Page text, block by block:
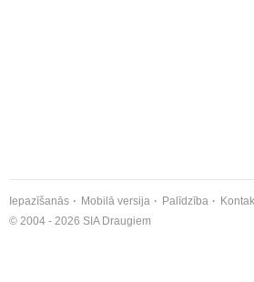
Iepazīšanās Mobilā versija Palīdzība
© 2004 - 2026 SIA Draugiem